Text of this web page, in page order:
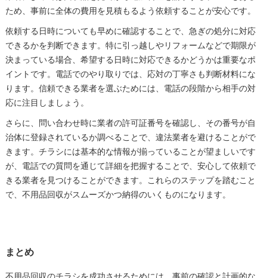
ため、事前に全体の費用を見積もるよう依頼することが安心です。
依頼する日時についても早めに確認することで、急ぎの処分に対応
できるかを判断できます。特に引っ越しやリフォームなどで期限が
決まっている場合、希望する日時に対応できるかどうかは重要なポ
イントです。電話でのやり取りでは、応対の丁寧さも判断材料にな
ります。信頼できる業者を選ぶためには、電話の段階から相手の対
応に注目しましょう。
さらに、問い合わせ時に業者の許可証番号を確認し、その番号が自
治体に登録されているか調べることで、違法業者を避けることがで
きます。チラシには基本的な情報が揃っていることが望ましいです
が、電話での質問を通じて詳細を把握することで、安心して依頼で
きる業者を見つけることができます。これらのステップを踏むこと
で、不用品回収がスムーズかつ納得のいくものになります。
まとめ